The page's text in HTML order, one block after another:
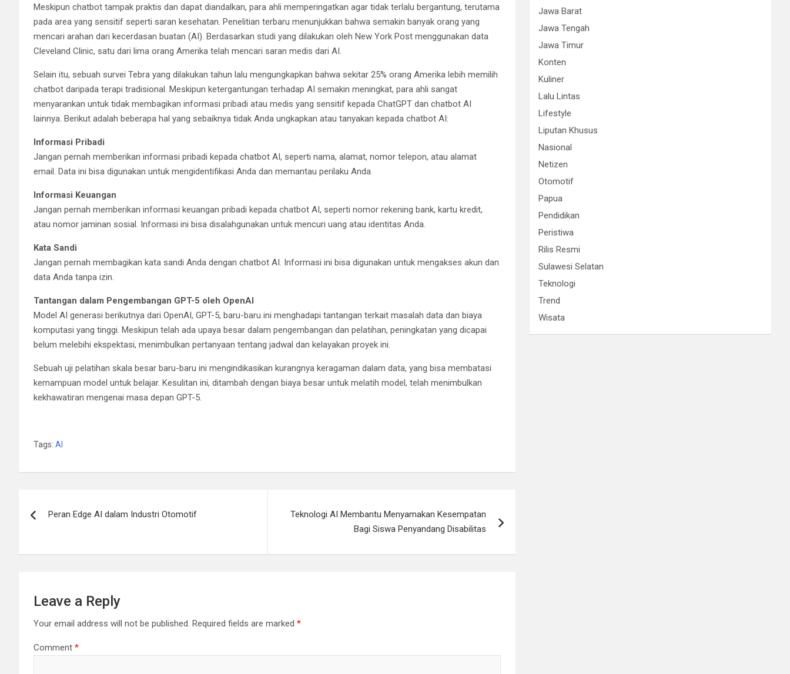
Meskipun chatbot tampak praktis dan dapat diandalkan, para ahli memperingatkan agar tidak terlalu bergantung, terutama
pada area yang sensitif seperti saran kesehatan. Penelitian terbaru menunjukkan bahwa semakin banyak orang yang
mencari arahan dari kecerdasan buatan (AI). Berdasarkan studi yang dilakukan oleh New York Post menggunakan data
Cleveland Clinic, satu dari lima orang Amerika telah mencari saran medis dari AI.
Selain itu, sebuah survei Tebra yang dilakukan tahun lalu mengungkapkan bahwa sekitar 25% orang Amerika lebih memilih
chatbot daripada terapi tradisional. Meskipun ketergantungan terhadap AI semakin meningkat, para ahli sangat
menyarankan untuk tidak membagikan informasi pribadi atau medis yang sensitif kepada ChatGPT dan chatbot AI
lainnya. Berikut adalah beberapa hal yang sebaiknya tidak Anda ungkapkan atau tanyakan kepada chatbot AI:
Informasi Pribadi
Jangan pernah memberikan informasi pribadi kepada chatbot AI, seperti nama, alamat, nomor telepon, atau alamat
email. Data ini bisa digunakan untuk mengidentifikasi Anda dan memantau perilaku Anda.
Informasi Keuangan
Jangan pernah memberikan informasi keuangan pribadi kepada chatbot AI, seperti nomor rekening bank, kartu kredit,
atau nomor jaminan sosial. Informasi ini bisa disalahgunakan untuk mencuri uang atau identitas Anda.
Kata Sandi
Jangan pernah membagikan kata sandi Anda dengan chatbot AI. Informasi ini bisa digunakan untuk mengakses akun dan
data Anda tanpa izin.
Tantangan dalam Pengembangan GPT-5 oleh OpenAI
Model AI generasi berikutnya dari OpenAI, GPT-5, baru-baru ini menghadapi tantangan terkait masalah data dan biaya
komputasi yang tinggi. Meskipun telah ada upaya besar dalam pengembangan dan pelatihan, peningkatan yang dicapai
belum melebihi ekspektasi, menimbulkan pertanyaan tentang jadwal dan kelayakan proyek ini.
Sebuah uji pelatihan skala besar baru-baru ini mengindikasikan kurangnya keragaman dalam data, yang bisa membatasi
kemampuan model untuk belajar. Kesulitan ini, ditambah dengan biaya besar untuk melatih model, telah menimbulkan
kekhawatiran mengenai masa depan GPT-5.
Tags: AI
navigation
Peran Edge AI dalam Industri Otomotif
Teknologi AI Membantu Menyamakan Kesempatan
Bagi Siswa Penyandang Disabilitas
Leave a Reply
Your email address will not be published. Required fields are marked *
Comment *
Jawa Barat
Jawa Tengah
Jawa Timur
Konten
Kuliner
Lalu Lintas
Lifestyle
Liputan Khusus
Nasional
Netizen
Otomotif
Papua
Pendidikan
Peristiwa
Rilis Resmi
Sulawesi Selatan
Teknologi
Trend
Wisata